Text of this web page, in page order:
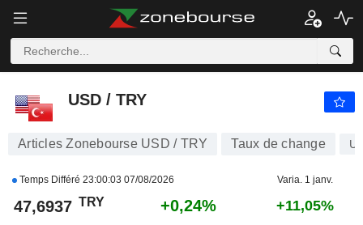
USD / TRY
USD / TRY
Articles Zonebourse USD / TRY Taux de change
Temps Différé 23:00:03 07/08/2026 Varia. 1 janv.
47,6937 TRY +0,24% +11,05%